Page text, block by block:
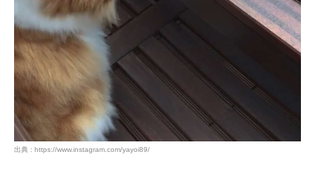
出典 : https://www.instagram.com/yayoi89/